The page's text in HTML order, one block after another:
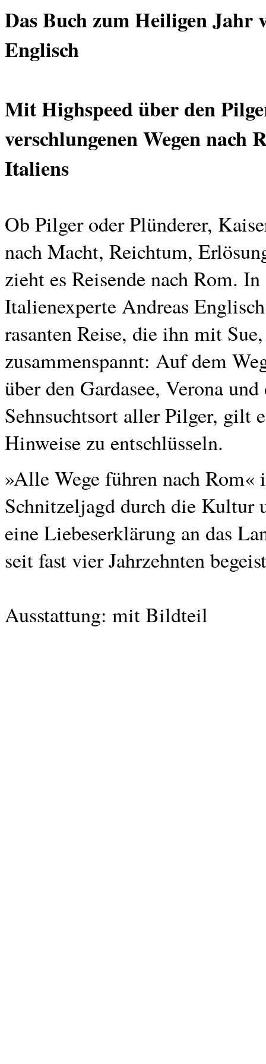
Das Buch zum Heiligen Jahr
Englisch
Mit Highspeed über den
verschlungenen Wegen nach
Italiens
Ob Pilger oder Plünderer,
nach Macht, Reichtum,
zieht es Reisende nach Rom.
Italienexperte Andreas
rasanten Reise, die ihn mit
zusammenspannt: Auf dem
über den Gardasee, Verona
Sehnsuchtsort aller Pilger, gilt
Hinweise zu entschlüsseln.
»Alle Wege führen nach
Schnitzeljagd durch die Kultur
eine Liebeserklärung an das
seit fast vier Jahrzehnten
Ausstattung: mit Bildteil